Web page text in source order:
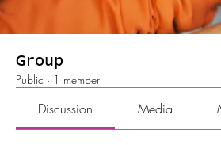
Group
Public · 1 member
Discussion Media